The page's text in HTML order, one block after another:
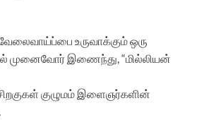
உருவாக்கும் ஒரு
முனைவோர் இணைந்து, “மில்லியன்
குழுமம் இளைஞர்களின்